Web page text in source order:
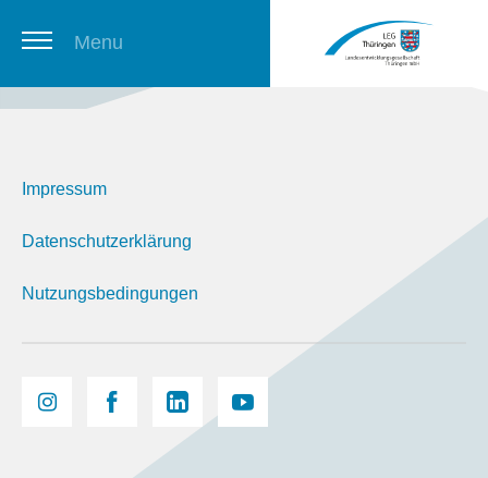
Menu
Newsletter
Impressum
Datenschutzerklärung
Nutzungsbedingungen